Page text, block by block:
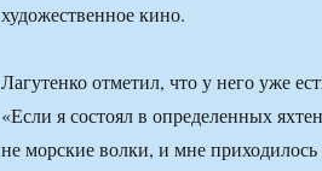
художественное кино.
Лагутенко отметил, что у него уже
«Если я состоял в определенных
не морские волки, и мне